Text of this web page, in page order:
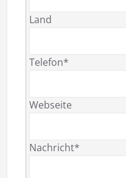
Land
Telefon*
Webseite
Nachricht*